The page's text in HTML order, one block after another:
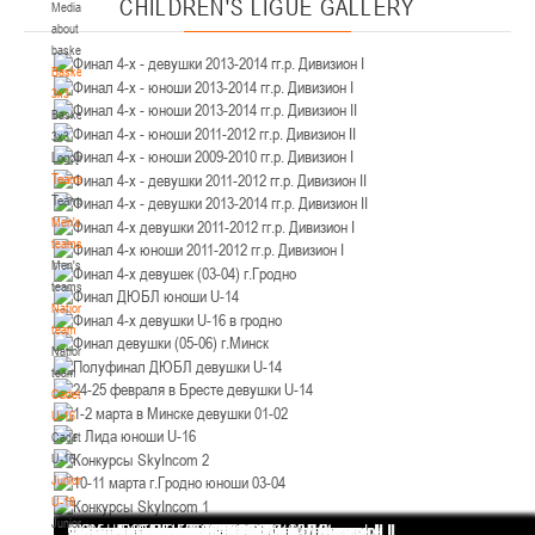
Media
about
basketball
Basketball
3x3
Basketball
3x3
Logo[modid=121]
Teams
Teams
Men's
teams
Men's
teams
National
team
National
team
Cadets
U-16
Cadets
U-16
Juniors
U-18
Juniors
Минск
U-12, юноши
IV тур – юноши 2014-2015 гг.р., Дивизион 2, 21-22 марта 2026 г., г. Минск, ул.
Уральская 3А
18-19.03.2026
Брест
U-16, девушки
IV тур – девушки 2010-2011 гг.р., дивизион 2, 18-19 марта 2026 г., г. Брест, ул.
ул. Ленинградская, 4
17-18.03.2026
U-14, девушки
IV тур – девушки 2012-2013 гг.р., дивизион 2, 17-18 марта 2026 г., г. Гродно,
ул. Врублевского, 92
14-15.03.2026
III тур – девушки 2010-2011 гг.р., Дивизион 1, 14-15 марта 2026 г., г. Минск, ул.
CHILDREN'S LIGUE GALLERY
Финал 4-х - девушки 2013-2014 гг.р. Дивизион I
Финал 4-х - юноши 2013-2014 гг.р. Дивизион I
Финал 4-х - юноши 2013-2014 гг.р. Дивизион II
Финал 4-х - юноши 2011-2012 гг.р. Дивизион II
Финал 4-х - юноши 2009-2010 гг.р. Дивизион I
Финал 4-х - девушки 2011-2012 гг.р. Дивизион II
Финал 4-х - девушки 2013-2014 гг.р. Дивизион II
Финал 4-х девушки 2011-2012 гг.р. Дивизион I
Финал 4-х юноши 2011-2012 гг.р. Дивизион I
Финал 4-х девушек (03-04) г.Гродно
Финал ДЮБЛ юноши U-14
Финал 4-х девушки U-16 в гродно
Финал девушки (05-06) г.Минск
Полуфинал ДЮБЛ девушки U-14
24-25 февраля в Бресте девушки U-14
1-2 марта в Минске девушки 01-02
г. Лида юноши U-16
Конкурсы SkyIncom 2
10-11 марта г.Гродно юноши 03-04
Конкурсы SkyIncom 1
группа "ВКонтакте"